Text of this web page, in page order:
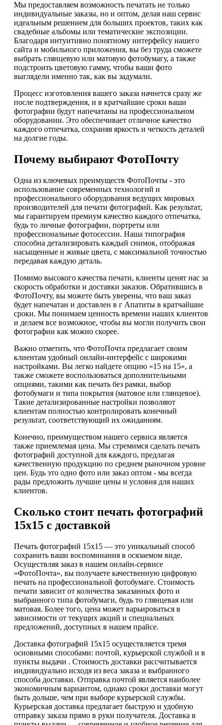
Мы предоставляем возможность печатать не только
индивидуальные заказы, но и оптом, делая наш сервис
идеальным решением для больших проектов, таких как
свадебные альбомы или тематические экспозиции.
Благодаря интуитивно понятному интерфейсу нашего
сайта и мобильного приложения, вы без труда сможете
выбрать глянцевую или матовую фотобумагу, а также
подстроить цветовую гамму, чтобы ваши фото
выглядели именно так, как вы задумали.
Процесс изготовления вашего заказа начнется сразу же
после подтверждения, и в кратчайшие сроки ваши
фотографии будут напечатаны на профессиональном
оборудовании. Это обеспечивает отличное качество
каждого отпечатка, сохраняя яркость и четкость деталей
на долгие годы.
Почему выбирают ФотоПочту
Одна из ключевых преимуществ ФотоПочты - это
использование современных технологий и
профессионального оборудования ведущих мировых
производителей для печати фотографий. Как результат,
мы гарантируем премиум качество каждого отпечатка,
будь то личные фотографии, портреты или
профессиональные фотосессии. Наша типография
способна детализировать каждый снимок, отображая
насыщенные и живые цвета, с максимальной точностью
передавая каждую деталь.
Помимо высокого качества печати, клиенты ценят нас за
скорость обработки и доставки заказов. Обратившись в
ФотоПочту, вы можете быть уверены, что ваш заказ
будет напечатан и доставлен в г Апатиты в кратчайшие
сроки. Мы понимаем ценность времени наших клиентов
и делаем все возможное, чтобы вы могли получить свои
фотографии как можно скорее.
Важно отметить, что ФотоПочта предлагает своим
клиентам удобный онлайн-интерфейс с широкими
настройками. Вы легко найдете опцию «15 на 15», а
также сможете воспользоваться дополнительными
опциями, такими как печать без рамки, выбор
фотобумаги и типа покрытия (матовое или глянцевое).
Такие детализированные настройки позволяют
клиентам полностью контролировать конечный
результат, соответствующий их ожиданиям.
Конечно, преимуществом нашего сервиса является
также приемлемая цена. Мы стремимся сделать печать
фотографий доступной для каждого, предлагая
качественную продукцию по среднем рыночном уровне
цен. Будь это одно фото или заказ оптом - мы всегда
рады предложить лучшие цены и условия для наших
клиентов.
Сколько стоит печать фотографий
15х15 с доставкой
Печать фотографий 15х15 — это уникальный способ
сохранить ваши воспоминания в осязаемом виде.
Осуществляя заказ в нашем онлайн-сервисе
«ФотоПочта», вы получаете качественную цифровую
печать на профессиональной фотобумаге. Стоимость
печати зависит от количества заказанных фото и
выбранного типа фотобумаги, будь то глянцевая или
матовая. Более того, цена может варьироваться в
зависимости от текущих акций и специальных
предложений, доступных в нашем прайсе.
Доставка фотографий 15х15 осуществляется тремя
основными способами: почтой, курьерской службой и в
пункты выдачи . Стоимость доставки рассчитывается
индивидуально исходя из веса заказа и выбранного
способа доставки. Отправка почтой является наиболее
экономичным вариантом, однако сроки доставки могут
быть дольше, чем при выборе курьерской службы.
Курьерская доставка предлагает быструю и удобную
отправку заказа прямо в руки получателя. Доставка в